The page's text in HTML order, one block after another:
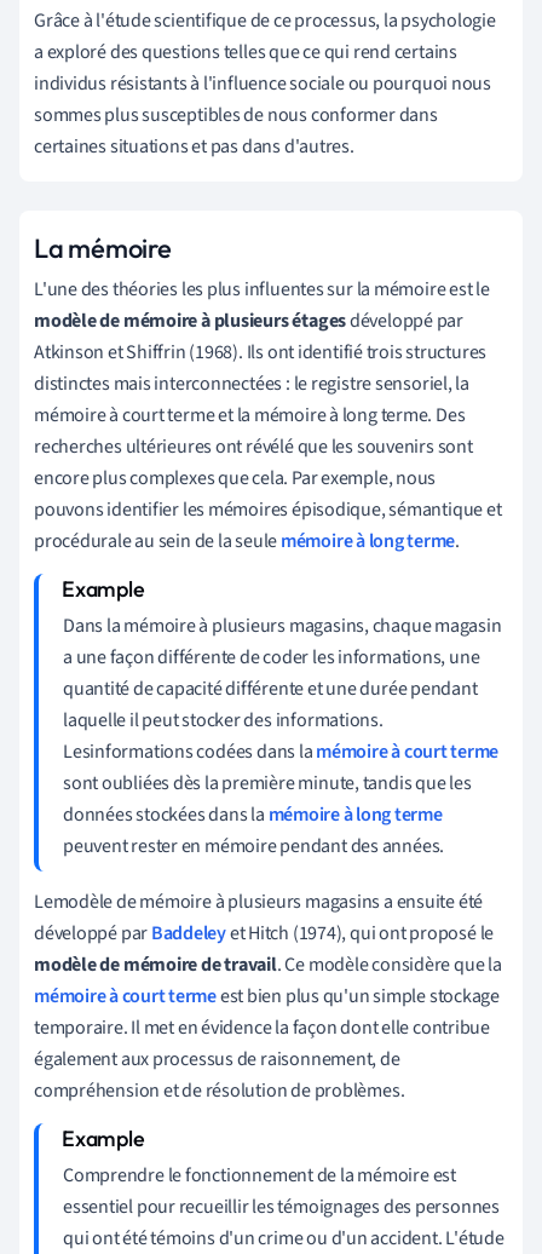
Grâce à l'étude scientifique de ce processus, la psychologie
a exploré des questions telles que ce qui rend certains
individus résistants à l'influence sociale ou pourquoi nous
sommes plus susceptibles de nous conformer dans
certaines situations et pas dans d'autres.
La mémoire
L'une des théories les plus influentes sur la mémoire est le
modèle de mémoire à plusieurs étagesdéveloppé par
Atkinson et Shiffrin (1968). Ils ont identifié trois structures
distinctes mais interconnectées : le registre sensoriel, la
mémoireà court termeet la mémoireà long terme. Des
recherches ultérieures ont révélé que les souvenirs sont
encore plus complexes que cela. Par exemple, nous
pouvons identifier les mémoires épisodique, sémantique et
procédurale au sein de la seulemémoire à long terme.
Dans la mémoire à plusieurs magasins, chaque magasin
a une façon différente de coder les informations, une
quantité de capacité différente et une durée pendant
laquelle il peut stocker des informations.
Lesinformations codées danslamémoire à court terme
sont oubliées dès la première minute, tandis que les
données stockées dans la mémoire à long terme
peuvent rester en mémoire pendant des années.
Lemodèle de mémoire à plusieurs magasins a ensuite été
développé parBaddeleyet Hitch (1974), qui ont proposé le
modèle de mémoire de travail. Ce modèle considère que la
mémoire à court termeest bien plus qu'un simple stockage
temporaire. Il met en évidence la façon dont elle contribue
également aux processus de raisonnement, de
compréhension et de résolution de problèmes.
Comprendrelefonctionnement de lamémoireest
essentiel pour recueillir les témoignages des personnes
qui ont été témoins d'un crime ou d'un accident. L'étude